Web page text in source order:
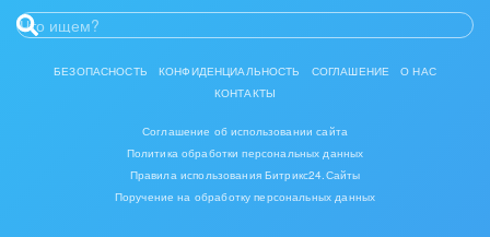
Медицина и фармацевтика
Металлургия
Оборудование, техника
БЕЗОПАСНОСТЬ КОНФИДЕНЦИАЛЬНОСТЬ СОГЛАШЕНИЕ
О НАС
КОНТАКТЫ
Соглашение об использовании сайта
Политика обработки персональных данных
Правила использования Битрикс24.Сайты
Поручение на обработку персональных данных